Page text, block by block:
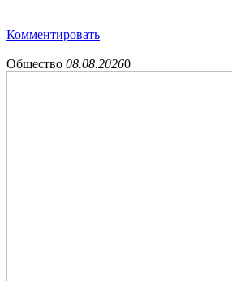
Комментировать
Общество 08.08.20260